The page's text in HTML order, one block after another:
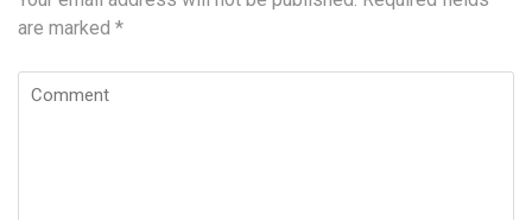
are marked *
Comment